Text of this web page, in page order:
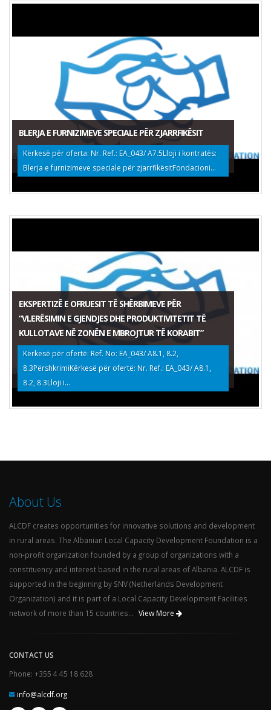
BLERJA E FURNIZIMEVE SPECIALE PËR ZJARRFIKËSIT
Kërkesë për oferta: Nr. Ref.: EA_043/ A7.5Lloji i kontratës:
Blerja e furnizimeve speciale për zjarrfikësitFondacioni...
EKSPERTIZË E OFRUESIT TË SHËRBIMEVE PËR
“VLERËSIMIN E GJENDJES DHE PRODUKTIVITETIT TË
KULLOTAVE NË ZONËN E MBROJTUR TË KORABIT”
Kërkesë për ofertë: Ref. No: EA_043/ A8.1, 8.2,
8.3PërshkrimiKërkesë për ofertë: Nr. Ref.: EA_043/ A8.1,
8.2, 8.3Lloji i...
About Us
ALCDF creates opportunities for innovative solutions and development
in rural areas. The Albanian Local Capacity Development Foundation is a
non-profit organization founded by a group of organizations with a
constituency and interest based in the rural areas of Albania. ALCDF is
supported in the beginning by SNV (Netherlands Development
Organization) and it is part of a Local Capacity Development Facilities
network of more than 15 countries... View More
CONTACT US
Phone: +355 4 45 18 628
info@alcdf.org